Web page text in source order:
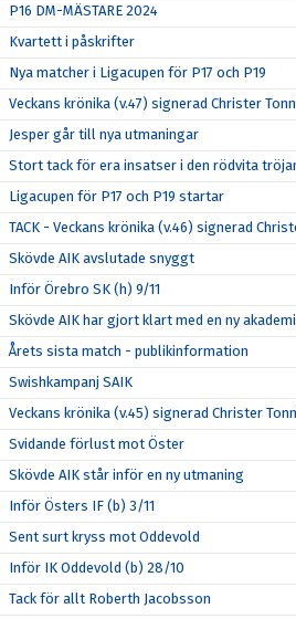
P16 DM-MÄSTARE 2024
Kvartett i påskrifter
Nya matcher i Ligacupen för P17 och P19
Veckans krönika (v.47) signerad Christer
Jesper går till nya utmaningar
Stort tack för era insatser i den rödvita
Ligacupen för P17 och P19 startar
TACK - Veckans krönika (v.46) signerad
Skövde AIK avslutade snyggt
Inför Örebro SK (h) 9/11
Skövde AIK har gjort klart med en ny
Årets sista match - publikinformation
Swishkampanj SAIK
Veckans krönika (v.45) signerad Christer
Svidande förlust mot Öster
Skövde AIK står inför en ny utmaning
Inför Östers IF (b) 3/11
Sent surt kryss mot Oddevold
Inför IK Oddevold (b) 28/10
Tack för allt Roberth Jacobsson